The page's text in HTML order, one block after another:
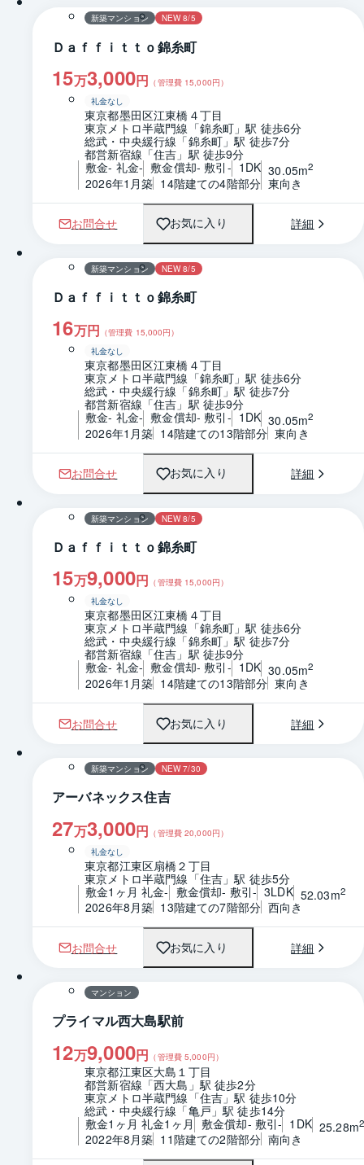
新築マンション NEW 8/5
Ｄａｆｆｉｔｔｏ錦糸町
15万3,000円 （管理費 15,000円）
礼金なし
東京都墨田区江東橋４丁目
東京メトロ半蔵門線「錦糸町」駅 徒歩6分
総武・中央緩行線「錦糸町」駅 徒歩7分
都営新宿線「住吉」駅 徒歩9分
敷金- 礼金- 敷金償却- 敷引- 1DK 30.05m2
2026年1月築 14階建ての4階部分 東向き
お問合せ お気に入り 詳細
1 / 0 間取り
新築マンション NEW 8/5
Ｄａｆｆｉｔｔｏ錦糸町
16万円 （管理費 15,000円）
礼金なし
東京都墨田区江東橋４丁目
東京メトロ半蔵門線「錦糸町」駅 徒歩6分
総武・中央緩行線「錦糸町」駅 徒歩7分
都営新宿線「住吉」駅 徒歩9分
敷金- 礼金- 敷金償却- 敷引- 1DK 30.05m2
2026年1月築 14階建ての13階部分 東向き
お問合せ お気に入り 詳細
1 / 0 間取り
新築マンション NEW 8/5
Ｄａｆｆｉｔｔｏ錦糸町
15万9,000円 （管理費 15,000円）
礼金なし
東京都墨田区江東橋４丁目
東京メトロ半蔵門線「錦糸町」駅 徒歩6分
総武・中央緩行線「錦糸町」駅 徒歩7分
都営新宿線「住吉」駅 徒歩9分
敷金- 礼金- 敷金償却- 敷引- 1DK 30.05m2
2026年1月築 14階建ての13階部分 東向き
お問合せ お気に入り 詳細
1 / 0 間取り
新築マンション NEW 7/30
アーバネックス住吉
27万3,000円 （管理費20,000円）
礼金なし
東京都江東区扇橋２丁目
東京メトロ半蔵門線「住吉」駅 徒歩5分
敷金1ヶ月 礼金- 敷金償却- 敷引- 3LDK 52.03m2
2026年8月築 13階建ての7階部分 西向き
お問合せ お気に入り 詳細
1 / 0 間取り
マンション
プライマル西大島駅前
12万9,000円 （管理費5,000円）
東京都江東区大島１丁目
都営新宿線「西大島」駅 徒歩2分
東京メトロ半蔵門線「住吉」駅 徒歩10分
総武・中央緩行線「亀戸」駅 徒歩14分
敷金1ヶ月 礼金1ヶ月 敷金償却- 敷引- 1DK 25.28m2
2022年8月築 11階建ての2階部分 南向き